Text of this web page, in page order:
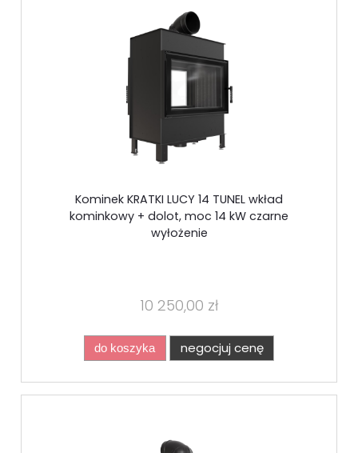
Kominek KRATKI LUCY 14 TUNEL wkład
kominkowy + dolot, moc 14 kW czarne
wyłożenie
10 250,00 zł
do koszyka negocjuj cenę